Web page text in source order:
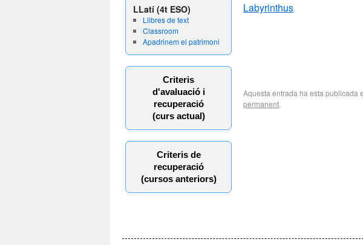
LLatí (4t ESO)
Llibres de text
Classroom
Apadrinem el patrimoni
Criteris
d'avaluació i
recuperació
(curs actual)
Criteris de
recuperació
(cursos anteriors)
Labyrinthus
Aquesta entrada ha esta publicada
permanent.